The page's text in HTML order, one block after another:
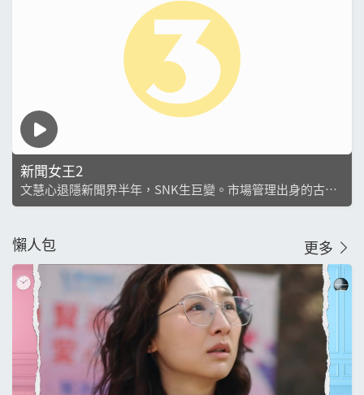
新聞女王2
文慧心退隱新聞界半年，SNK生巨變。市場管理出身的古肇
華空降總監一職，視新聞為賺錢工具；副總監張家妍取代了
態強勢回歸，收購劉艷創辦的網媒公開平台，向...
懶人包 更多